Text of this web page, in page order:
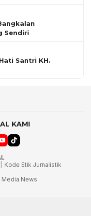
Sendiri
Santri KH.
KAMI
Kode Etik Jurnalistik
News